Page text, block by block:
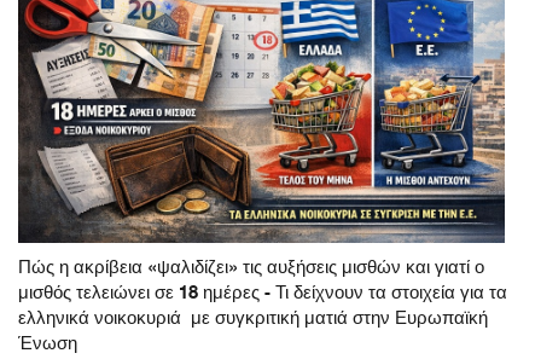
Πώς η ακρίβεια «ψαλιδίζει» τις αυξήσεις μισθών και γιατί ο
μισθός τελειώνει σε 18 ημέρες - Τι δείχνουν τα στοιχεία για τα
ελληνικά νοικοκυριά με συγκριτική ματιά στην Ευρωπαϊκή
Ένωση